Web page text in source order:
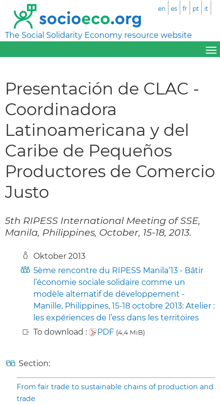
The Social Solidarity Economy resource website
en es fr pt it
Presentación de CLAC -
Coordinadora
Latinoamericana y del
Caribe de Pequeños
Productores de Comercio
Justo
5th RIPESS International Meeting of SSE,
Manila, Philippines, October, 15-18, 2013.
Oktober 2013
5ème rencontre du RIPESS Manila’13 - Bâtir
l’économie sociale solidaire comme un
modèle alternatif de développement -
Manille, Philippines, 15-18 octobre 2013: Atelier :
les expériences de l’ess dans les territoires
To download :
PDF (4,4 MiB)
Section:
From fair trade to sustainable chains of production and
trade